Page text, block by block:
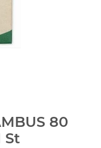
80
St